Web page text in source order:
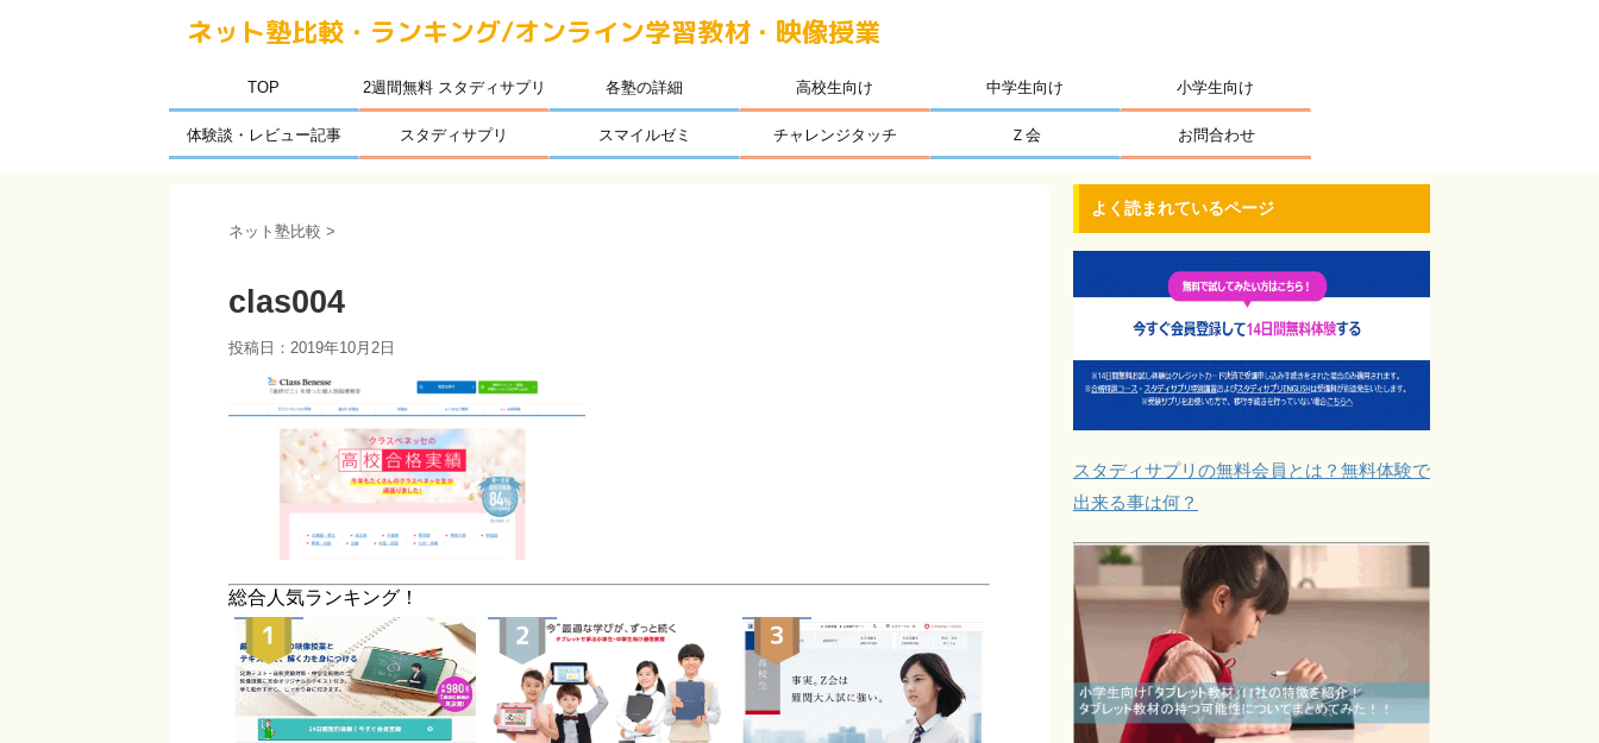
ネット塾比較・ランキング/オンライン学習教材・映像授業
TOP 2週間無料 スタディサプリ 各塾の詳細 高校生向け 中学生向け 小学生向け
体験談・レビュー記事 スタディサプリ スマイルゼミ チャレンジタッチ Ｚ会 お問合わせ
ネット塾比較 >
clas004
投稿日： 2019年10月2日
総合人気ランキング！
よく読まれているページ
スタディサプリの無料会員とは？無料体験で
出来る事は何？